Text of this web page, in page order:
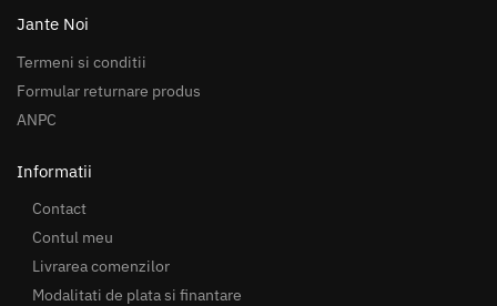
Jante Noi
Termeni si conditii
Formular returnare produs
ANPC
Informatii
Contact
Contul meu
Livrarea comenzilor
Modalitati de plata si finantare